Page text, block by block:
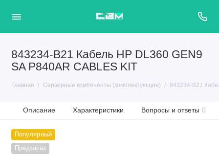
843234-B21 Кабель HP DL360 GEN9
SA P840AR CABLES KIT
Главная Серверные компоненты (комплектующие) 843234-B21
Описание Характеристики Вопросы и ответы 0
Популярный
Предзаказ